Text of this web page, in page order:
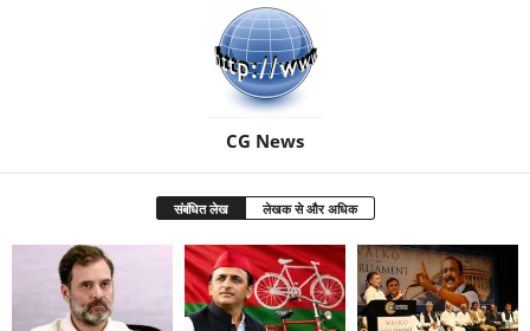
CG News
संबंधित लेख लेखक से और अधिक